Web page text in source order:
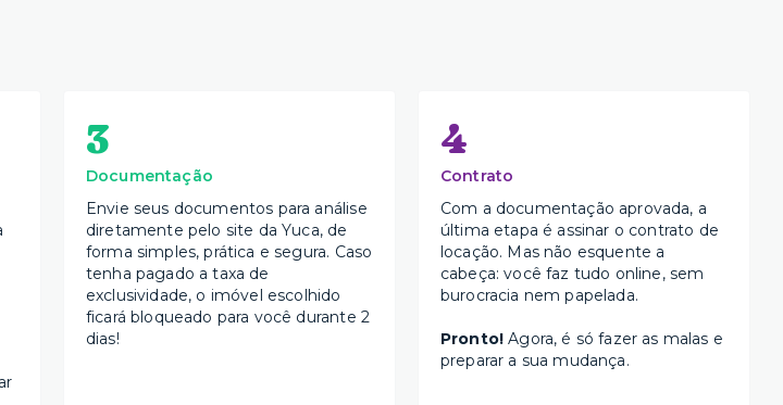
3
Documentação
Envie seus documentos para análise
diretamente pelo site da Yuca, de
forma simples, prática e segura. Caso
tenha pagado a taxa de
exclusividade, o imóvel escolhido
ficará bloqueado para você durante 2
dias!
4
Contrato
Com a documentação aprovada, a
última etapa é assinar o contrato de
locação. Mas não esquente a
cabeça: você faz tudo online, sem
burocracia nem papelada.
Pronto! Agora, é só fazer as malas e
preparar a sua mudança.